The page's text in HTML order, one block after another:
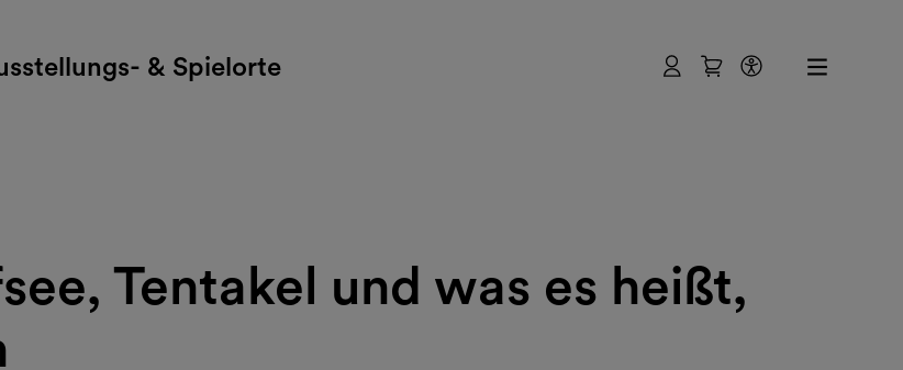
& Spielorte Benutzer
Warenkorb
Tentakel und was es heißt,